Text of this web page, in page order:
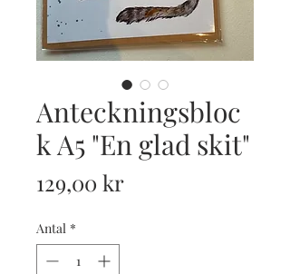
Anteckningsbloc
k A5 "En glad skit"
129,00 krPris
Antal *